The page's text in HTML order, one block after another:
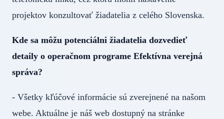
projektov konzultovať žiadatelia z celého Slovenska.
Kde sa môžu potenciálni žiadatelia dozvedieť
detaily o operačnom programe Efektívna verejná
správa?
- Všetky kľúčové informácie sú zverejnené na našom
webe. Aktuálne je náš web dostupný na stránke